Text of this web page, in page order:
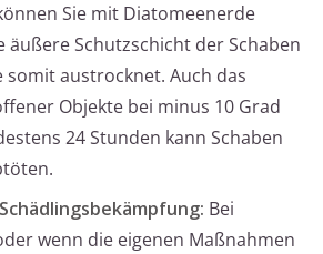
Sie mit Diatomeenerde
äußere Schutzschicht der Schaben
austrocknet. Auch das
Objekte bei minus 10 Grad
24 Stunden kann Schaben
Bei
wenn die eigenen Maßnahmen